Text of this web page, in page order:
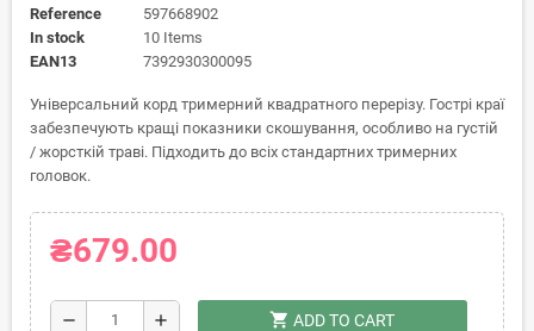
Reference
597668902
In stock
10 Items
EAN13
7392930300095
Універсальний корд тримерний квадратного перерізу. Гострі краї
забезпечують кращі показники скошування, особливо на густій
/ жорсткій траві. Підходить до всіх стандартних тримерних
головок.
₴679.00
remove add shopping_cart ADD TO CART